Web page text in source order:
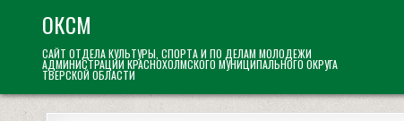
content
ОКСМ
САЙТ ОТДЕЛА КУЛЬТУРЫ, СПОРТА И ПО ДЕЛАМ МОЛОДЕЖИ
АДМИНИСТРАЦИИ КРАСНОХОЛМСКОГО МУНИЦИПАЛЬНОГО ОКРУГА
ТВЕРСКОЙ ОБЛАСТИ